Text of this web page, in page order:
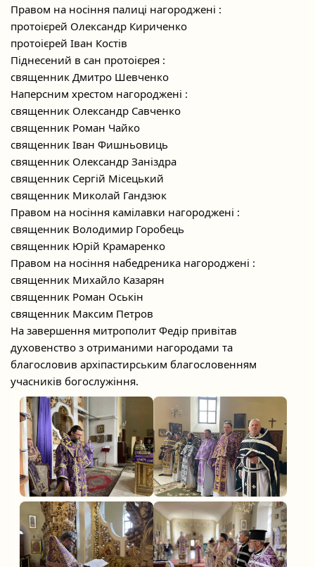
Правом на носіння палиці нагороджені :
протоієрей Олександр Кириченко
протоієрей Іван Костів
Піднесений в сан протоієрея :
священник Дмитро Шевченко
Наперсним хрестом нагороджені :
священник Олександр Савченко
священник Роман Чайко
священник Іван Фишньовиць
священник Олександр Заніздра
священник Сергій Місецький
священник Миколай Гандзюк
Правом на носіння камілавки нагороджені :
священник Володимир Горобець
священник Юрій Крамаренко
Правом на носіння набедреника нагороджені :
священник Михайло Казарян
священник Роман Оськін
священник Максим Петров
На завершення митрополит Федір привітав
духовенство з отриманими нагородами та
благословив архіпастирським благословенням
учасників богослужіння.